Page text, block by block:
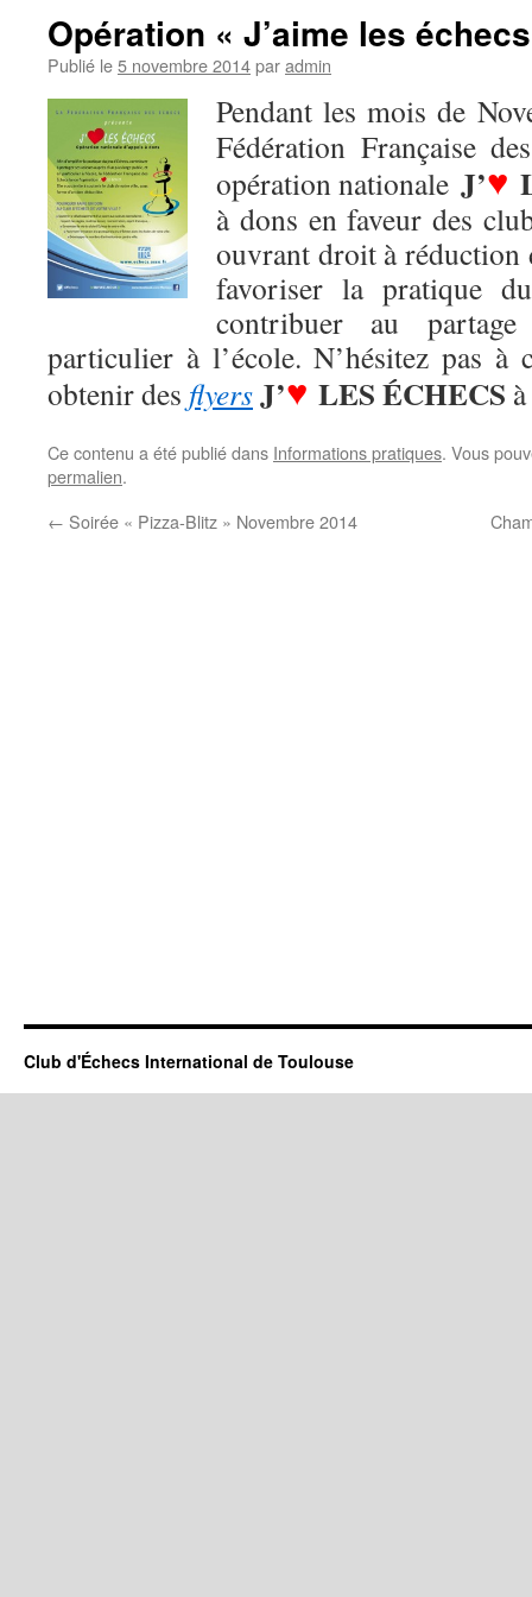
Opération « J’aime les
Publié le5 novembre 2014paradmin
Pendant les mois de
Fédération Française
opération nationale J’♥
à dons en faveur des
ouvrant droit à réduction
favoriser la pratique
contribuer au
particulier à l’école. N’hésitez pas
obtenir des flyersJ’♥ LES ÉCHECS
Ce contenu a été publié dans Informations pratiques. Vous
permalien.
← Soirée « Pizza-Blitz » Novembre 2014
Club d'Échecs International de Toulouse